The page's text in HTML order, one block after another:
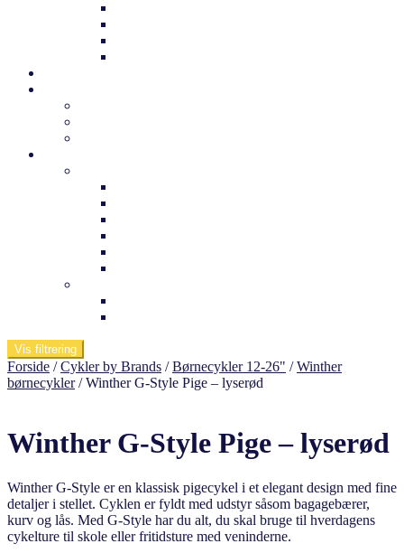
Vis filtrering
Forside /Cykler by Brands /Børnecykler 12-26" /Winther
børnecykler/Winther G-Style Pige – lyserød
Winther G-Style Pige – lyserød
Winther G-Style er en klassisk pigecykel i et elegant design med fine
detaljer i stellet. Cyklen er fyldt med udstyr såsom bagagebærer,
kurv og lås. Med G-Style har du alt, du skal bruge til hverdagens
cykelture til skole eller fritidsture med veninderne.